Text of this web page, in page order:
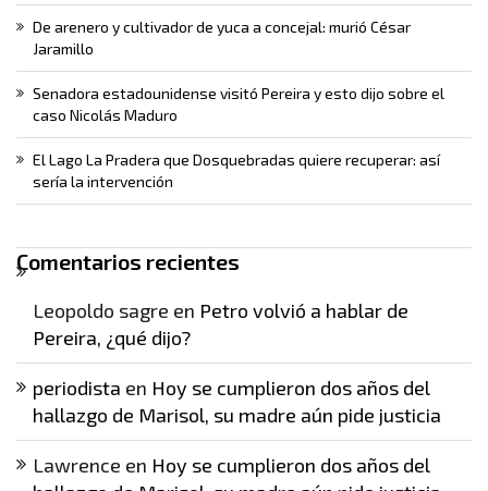
De arenero y cultivador de yuca a concejal: murió César
Jaramillo
Senadora estadounidense visitó Pereira y esto dijo sobre el
caso Nicolás Maduro
El Lago La Pradera que Dosquebradas quiere recuperar: así
sería la intervención
Comentarios recientes
Leopoldo sagre en Petro volvió a hablar de
Pereira, ¿qué dijo?
periodista en Hoy se cumplieron dos años del
hallazgo de Marisol, su madre aún pide justicia
Lawrence en Hoy se cumplieron dos años del